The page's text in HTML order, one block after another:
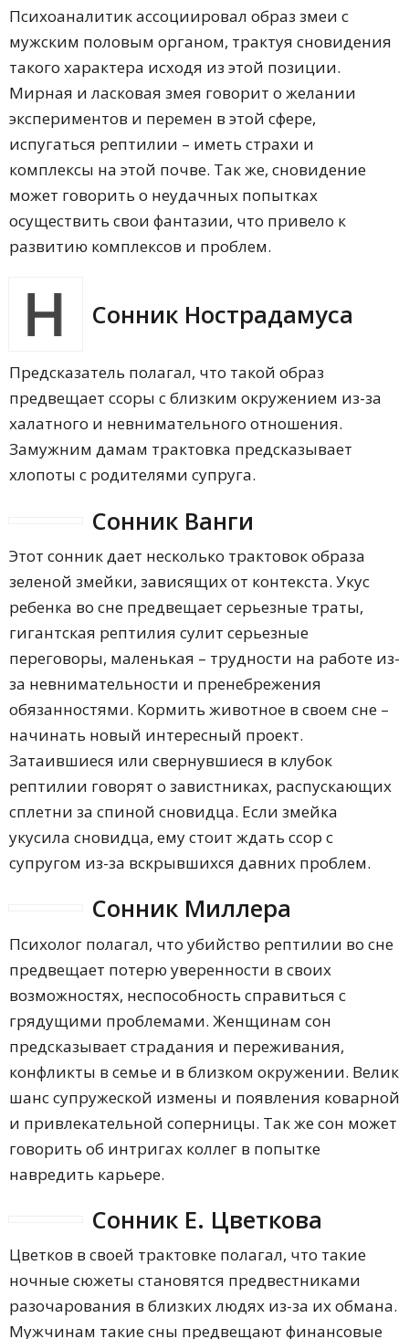
Психоаналитик ассоциировал образ змеи с
мужским половым органом, трактуя сновидения
такого характера исходя из этой позиции.
Мирная и ласковая змея говорит о желании
экспериментов и перемен в этой сфере,
испугаться рептилии – иметь страхи и
комплексы на этой почве. Так же, сновидение
может говорить о неудачных попытках
осуществить свои фантазии, что привело к
развитию комплексов и проблем.
Сонник Нострадамуса
Предсказатель полагал, что такой образ
предвещает ссоры с близким окружением из-за
халатного и невнимательного отношения.
Замужним дамам трактовка предсказывает
хлопоты с родителями супруга.
Сонник Ванги
Этот сонник дает несколько трактовок образа
зеленой змейки, зависящих от контекста. Укус
ребенка во сне предвещает серьезные траты,
гигантская рептилия сулит серьезные
переговоры, маленькая – трудности на работе из-
за невнимательности и пренебрежения
обязанностями. Кормить животное в своем сне –
начинать новый интересный проект.
Затаившиеся или свернувшиеся в клубок
рептилии говорят о завистниках, распускающих
сплетни за спиной сновидца. Если змейка
укусила сновидца, ему стоит ждать ссор с
супругом из-за вскрывшихся давних проблем.
Сонник Миллера
Психолог полагал, что убийство рептилии во сне
предвещает потерю уверенности в своих
возможностях, неспособность справиться с
грядущими проблемами. Женщинам сон
предсказывает страдания и переживания,
конфликты в семье и в близком окружении. Велик
шанс супружеской измены и появления коварной
и привлекательной соперницы. Так же сон может
говорить об интригах коллег в попытке
навредить карьере.
Сонник Е. Цветкова
Цветков в своей трактовке полагал, что такие
ночные сюжеты становятся предвестниками
разочарования в близких людях из-за их обмана.
Мужчинам такие сны предвещают финансовые